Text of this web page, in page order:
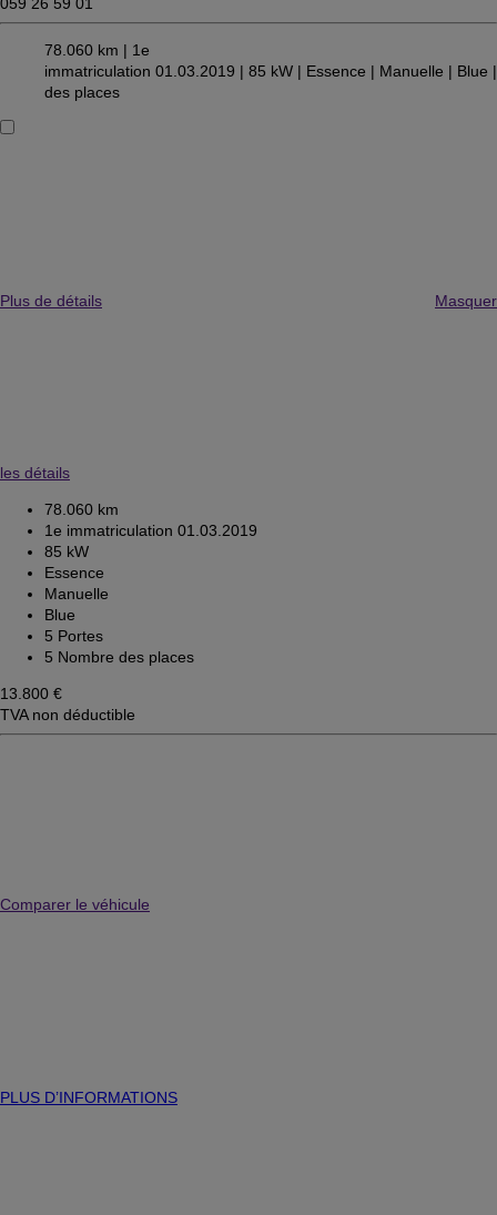
78.060 km | 1e
immatriculation 01.03.2019 | 85 kW | Essence | Manuelle | Blue
des places
Plus de détails Masquer
les détails
78.060 km
1e immatriculation 01.03.2019
85 kW
Essence
Manuelle
Blue
5 Portes
5 Nombre des places
13.800 €
TVA non déductible
Comparer le véhicule
PLUS D’INFORMATIONS